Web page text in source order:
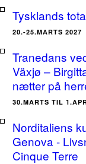
Tysklands
20.-25.MARTS 2027
Tranedans
Växjø –
nætter på
30.MARTS TIL
Norditaliens
Genova -
Cinque Terre